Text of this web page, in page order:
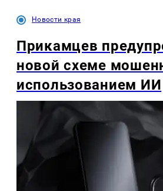
Новости края
Прикамцев
новой схеме
использованием ИИ